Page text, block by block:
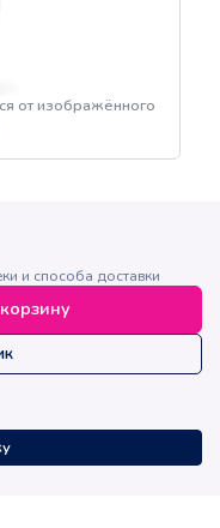
от изображённого
и способа доставки